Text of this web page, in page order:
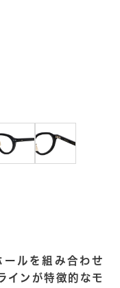
ルを組み合わせ
インが特徴的なモ